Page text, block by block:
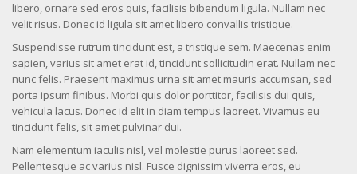
libero, ornare sed eros quis, facilisis bibendum ligula. Nullam nec
velit risus. Donec id ligula sit amet libero convallis tristique.
Suspendisse rutrum tincidunt est, a tristique sem. Maecenas enim
sapien, varius sit amet erat id, tincidunt sollicitudin erat. Nullam nec
nunc felis. Praesent maximus urna sit amet mauris accumsan, sed
porta ipsum finibus. Morbi quis dolor porttitor, facilisis dui quis,
vehicula lacus. Donec id elit in diam tempus laoreet. Vivamus eu
tincidunt felis, sit amet pulvinar dui.
Nam elementum iaculis nisl, vel molestie purus laoreet sed.
Pellentesque ac varius nisl. Fusce dignissim viverra eros, eu